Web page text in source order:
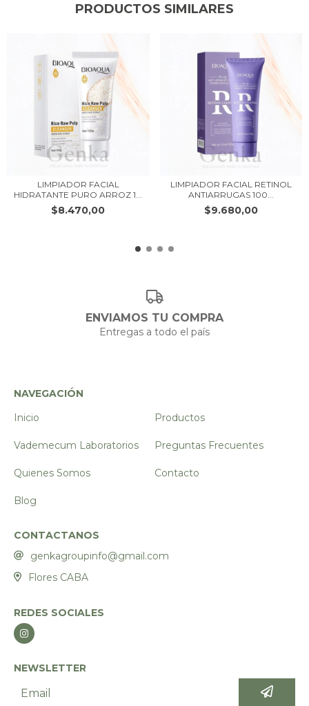
PRODUCTOS SIMILARES
LIMPIADOR FACIAL
HIDRATANTE PURO ARROZ 1...
$8.470,00
LIMPIADOR FACIAL RETINOL
ANTIARRUGAS 100...
$9.680,00
ENVIAMOS TU COMPRA
Entregas a todo el país
NAVEGACIÓN
Inicio
Productos
Vademecum Laboratorios Preguntas Frecuentes
Quienes Somos Contacto
Blog
CONTACTANOS
genkagroupinfo@gmail.com
Flores CABA
REDES SOCIALES
NEWSLETTER